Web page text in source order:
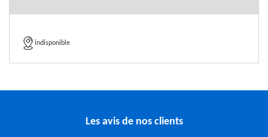
indisponible
Les avis de nos clients